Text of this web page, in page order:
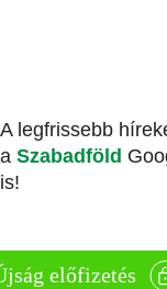
A legfrissebb
a Szabadföld
is!
előfizetés